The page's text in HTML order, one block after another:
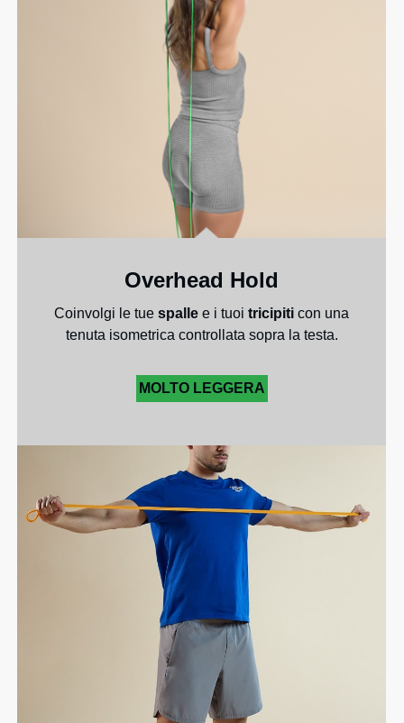
Overhead Hold
Coinvolgi le tuespalle e i tuoitricipiti con una
tenuta isometrica controllata sopra la testa.
MOLTO LEGGERA